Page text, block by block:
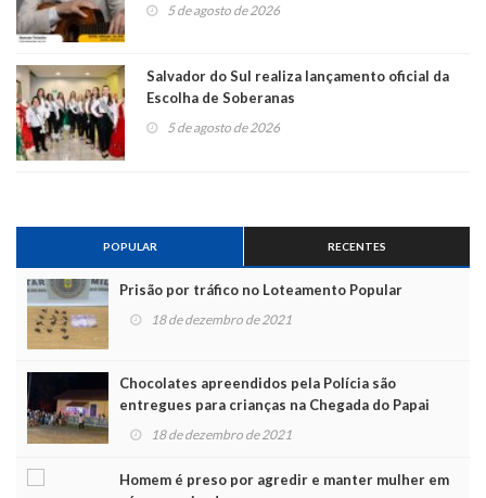
5 de agosto de 2026
Salvador do Sul realiza lançamento oficial da
Escolha de Soberanas
5 de agosto de 2026
POPULAR RECENTES
Prisão por tráfico no Loteamento Popular
18 de dezembro de 2021
Chocolates apreendidos pela Polícia são
entregues para crianças na Chegada do Papai
Noel 18 de dezembro de 2021
Homem é preso por agredir e manter mulher em